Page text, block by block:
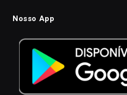
Nosso App